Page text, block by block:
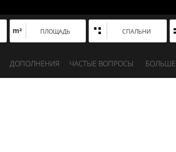
m² ПЛОЩАДЬ СПАЛЬНИ
ДОПОЛНЕНИЯ ЧАСТЫЕ ВОПРОСЫ БОЛЬШЕ